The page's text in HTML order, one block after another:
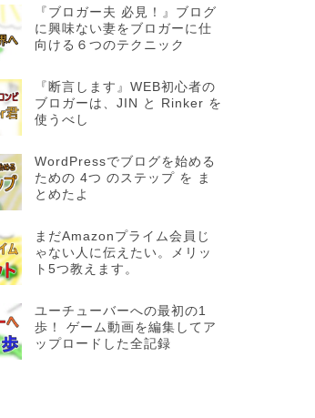
『ブロガー夫 必見！』ブログ
に興味ない妻をブロガーに仕
向ける６つのテクニック
『断言します』WEB初心者の
ブロガーは、JIN と Rinker を
使うべし
WordPressでブログを始める
ための 4つ のステップ を ま
とめたよ
まだAmazonプライム会員じ
ゃない人に伝えたい。メリッ
ト5つ教えます。
ユーチューバーへの最初の1
歩！ ゲーム動画を編集してア
ップロードした全記録